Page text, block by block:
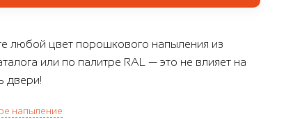
любой цвет порошкового напыления из
или по палитре RAL — это не влияет на
двери!
напыление